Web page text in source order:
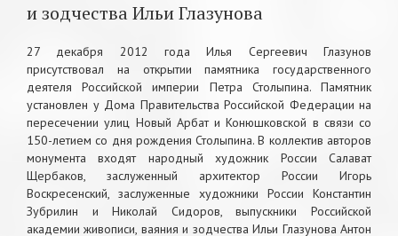
и зодчества Ильи Глазунова
27 декабря 2012 года Илья Сергеевич Глазунов
присутствовал на открытии памятника государственного
деятеля Российской империи Петра Столыпина. Памятник
установлен у Дома Правительства Российской Федерации на
пересечении улиц Новый Арбат и Конюшковской в связи со
150-летием со дня рождения Столыпина. В коллектив авторов
монумента входят народный художник России Салават
Щербаков, заслуженный архитектор России Игорь
Воскресенский, заслуженные художники России Константин
Зубрилин и Николай Сидоров, выпускники Российской
академии живописи, ваяния и зодчества Ильи Глазунова Антон